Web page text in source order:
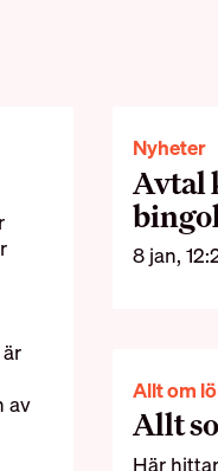
av
Nyheter
Avtal
8 jan,
Allt om
Allt
Här